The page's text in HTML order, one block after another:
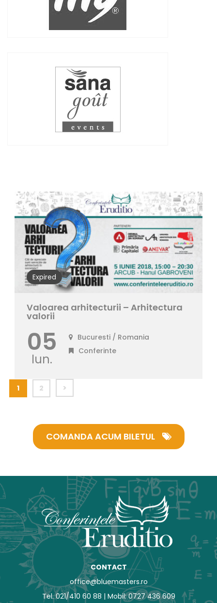
Expired
Valoarea arhitecturii – Arhitectura
valorii
05
Iun.
Bucuresti / Romania
Conferinte
1 2 >
COMANDA ACUM BILETUL
CONTACT
office@bluemasters.ro
Tel. 021/410 60 88 | Mobil: 0727 436 609